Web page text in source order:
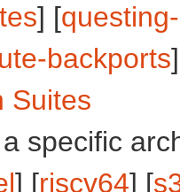
] [
backports
Suites
specific
] [riscv64] [